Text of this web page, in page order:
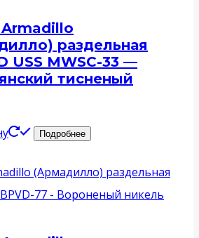
Armadillo
раздельная
USS MWSC-33 —
тисненый
Подробнее